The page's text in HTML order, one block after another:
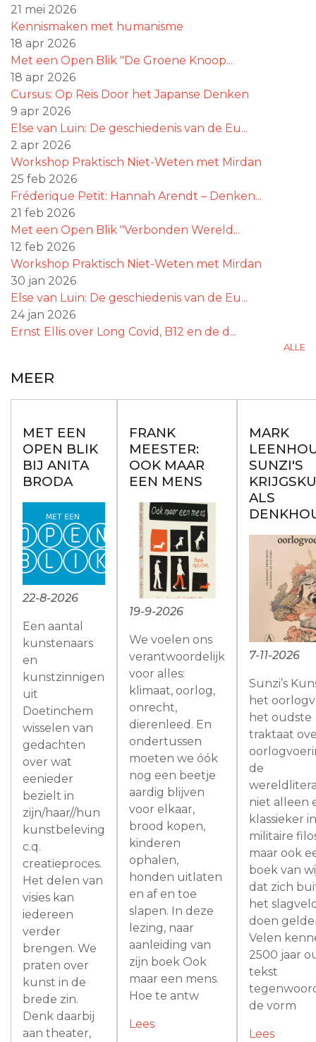
21 mei 2026
Kennismaken met humanisme
18 apr 2026
Met een Open Blik "De Groene Knoop...
18 apr 2026
Cursus: Op Reis Door het Japanse Denken
9 apr 2026
Else van Luin: De geschiedenis van de Eu...
2 apr 2026
Workshop Praktisch Niet-Weten met Mirdan
25 feb 2026
Fréderique Petit: Hannah Arendt – Denken...
21 feb 2026
Met een Open Blik "Verbonden Wereld...
12 feb 2026
Workshop Praktisch Niet-Weten met Mirdan
30 jan 2026
Else van Luin: De geschiedenis van de Eu...
24 jan 2026
Ernst Ellis over Long Covid, B12 en de d...
ALLE
MEER
MET EEN
OPEN BLIK
BIJ ANITA
BRODA
22-8-2026
Een aantal
kunstenaars
en
kunstzinnigen
uit
Doetinchem
wisselen van
gedachten
over wat
eenieder
bezielt in
zijn/haar//hun
kunstbeleving
c.q.
creatieproces.
Het delen van
visies kan
iedereen
verder
brengen. We
praten over
kunst in de
brede zin.
Denk daarbij
aan theater,
FRANK
MEESTER:
OOK MAAR
EEN MENS
19-9-2026
We voelen ons
verantwoordelijk
voor alles:
klimaat, oorlog,
onrecht,
dierenleed. En
ondertussen
moeten we óók
nog een beetje
aardig blijven
voor elkaar,
brood kopen,
kinderen
ophalen,
honden uitlaten
en af en toe
slapen. In deze
lezing, naar
aanleiding van
zijn boek Ook
maar een mens.
Hoe te antw
Lees
MARK
SUNZI'S
ALS
7-11-2026
Sunzi’s
het
het oudste
traktaat
de
niet alleen
klassieker
militaire
maar ook
boek van
dat zich
het
doen
Velen
2500 jaar
tekst
de vorm
Lees